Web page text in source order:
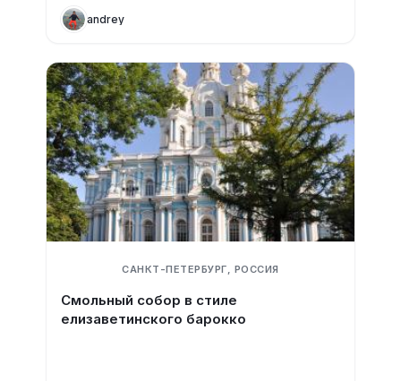
andrey
САНКТ-ПЕТЕРБУРГ, РОССИЯ
Смольный собор в стиле
елизаветинского барокко